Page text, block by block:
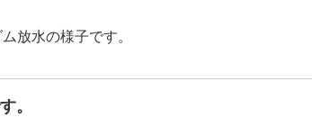
放水の様子です。
。